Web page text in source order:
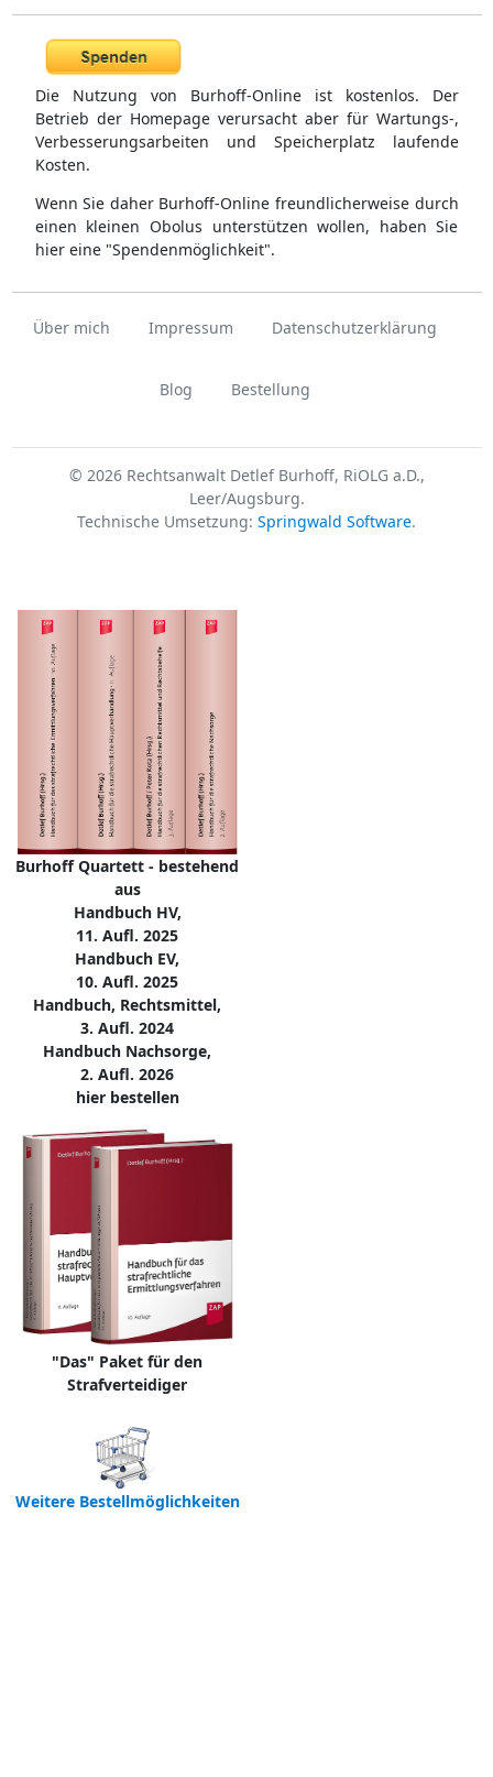
Die Nutzung von Burhoff-Online ist kostenlos. Der
Betrieb der Homepage verursacht aber für Wartungs-,
Verbesserungsarbeiten und Speicherplatz laufende
Kosten.
Wenn Sie daher Burhoff-Online freundlicherweise durch
einen kleinen Obolus unterstützen wollen, haben Sie
hier eine "Spendenmöglichkeit".
Über mich Impressum Datenschutzerklärung
Blog Bestellung
© 2026 Rechtsanwalt Detlef Burhoff, RiOLG a.D.,
Leer/Augsburg.
Technische Umsetzung: Springwald Software.
Burhoff Quartett - bestehend
aus
Handbuch HV,
11. Aufl. 2025
Handbuch EV,
10. Aufl. 2025
Handbuch, Rechtsmittel,
3. Aufl. 2024
Handbuch Nachsorge,
2. Aufl. 2026
hier bestellen
"Das" Paket für den
Strafverteidiger
Weitere Bestellmöglichkeiten